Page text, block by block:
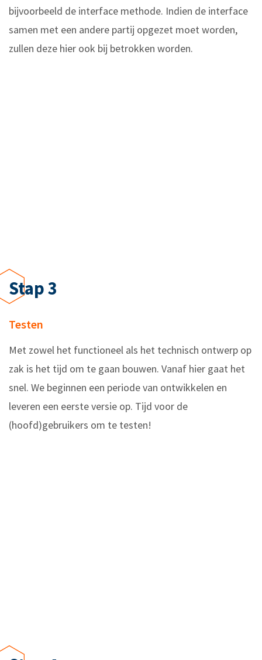
bijvoorbeeld de interface methode. Indien de interface
samen met een andere partij opgezet moet worden,
zullen deze hier ook bij betrokken worden.
Stap 3
Testen
Met zowel het functioneel als het technisch ontwerp op
zak is het tijd om te gaan bouwen. Vanaf hier gaat het
snel. We beginnen een periode van ontwikkelen en
leveren een eerste versie op. Tijd voor de
(hoofd)gebruikers om te testen!